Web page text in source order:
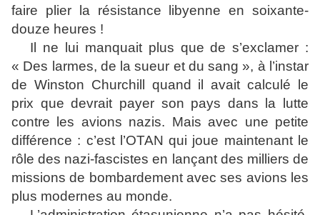
faire plier la résistance libyenne en soixante-
douze heures !
Il ne lui manquait plus que de s’exclamer :
« Des larmes, de la sueur et du sang », à l’instar
de Winston Churchill quand il avait calculé le
prix que devrait payer son pays dans la lutte
contre les avions nazis. Mais avec une petite
différence : c’est l’OTAN qui joue maintenant le
rôle des nazi-fascistes en lançant des milliers de
missions de bombardement avec ses avions les
plus modernes au monde.